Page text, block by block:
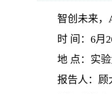
智创未来
时 间：6月
地 点：实
报告人：顾